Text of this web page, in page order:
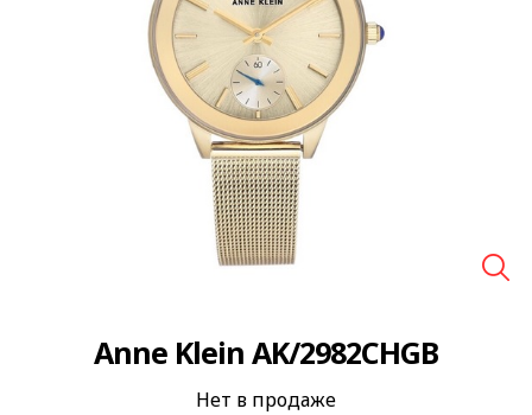
Anne Klein AK/2982CHGB
Нет в продаже